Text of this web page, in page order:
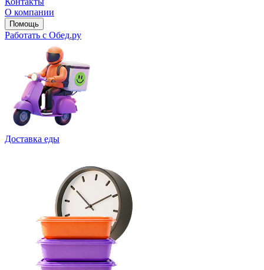
О компании
Помощь
Работать с Обед.ру
Доставка еды